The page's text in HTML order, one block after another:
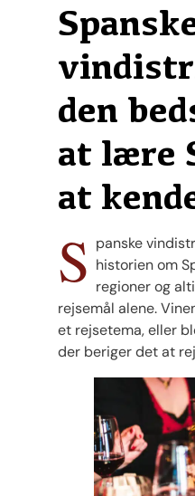
den
at lære
at
S panske
historien om
regioner og
rejsemål alene.
et rejsetema, eller
der beriger det at